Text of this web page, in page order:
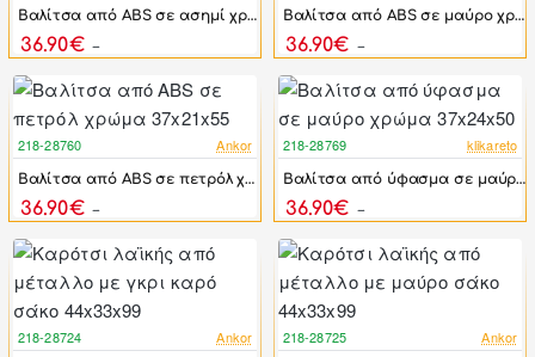
Βαλίτσα από ABS σε ασημί χρώμα 37x21x55
36.90€
Βαλίτσα από ABS σε μαύρο χρώμα 37x21x55
36.90€
-17%
218-28760 Ankor
Βαλίτσα από ABS σε πετρόλ χρώμα 37x21x55
36.90€
-32%
218-28769 klikareto
Βαλίτσα από ύφασμα σε μαύρο χρώμα 37x24x50
36.90€
-17%
218-28724 Ankor -17%
218-28725 Ankor